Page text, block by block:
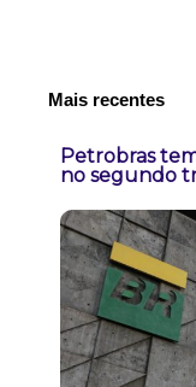
Mais recentes
Petrobras
no segundo